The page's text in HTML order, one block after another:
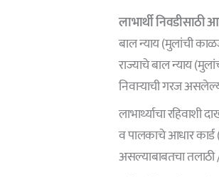
लाभार्थी निवडीसाठी
बाल न्याय (मुलांची
राज्याचे बाल न्याय
निवाऱ्याची गरज
लाभार्थ्याचा
व पालकाचे आधार कार्ड
असल्याबाबतचा तलाठी